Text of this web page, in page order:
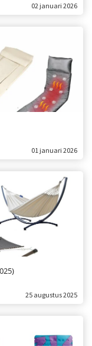
02 januari 2026
01 januari 2026
25 augustus 2025